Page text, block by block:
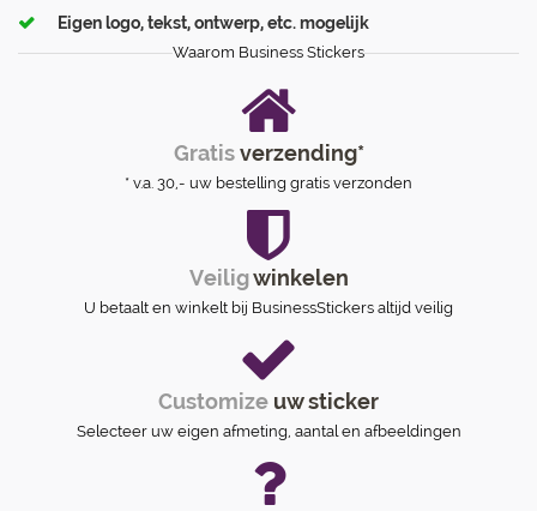
Eigen logo, tekst, ontwerp, etc. mogelijk
Waarom Business Stickers
Gratisverzending*
* v.a. 30,- uw bestelling gratis verzonden
Veiligwinkelen
U betaalt en winkelt bij BusinessStickers altijd veilig
Customize uw sticker
Selecteer uw eigen afmeting, aantal en afbeeldingen